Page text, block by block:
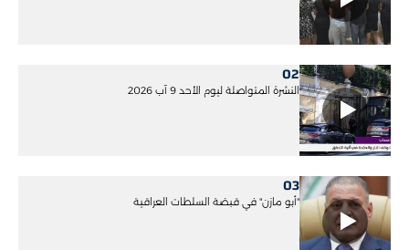
02
النشرة المتواصلة ليوم الأحد 9 آب 2026
03
"أبو مازن" في قبضة السلطات العراقية